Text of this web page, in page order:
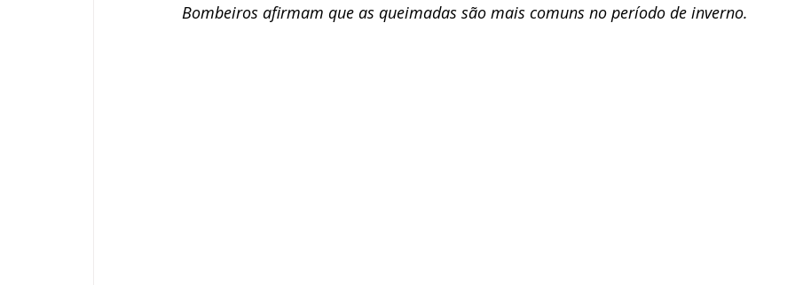
Bombeiros afirmam que as queimadas são mais comuns no período de inverno.